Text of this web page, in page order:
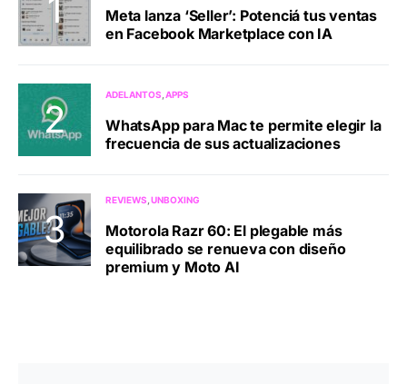
Meta lanza ‘Seller’: Potenciá tus ventas
en Facebook Marketplace con IA
ADELANTOS APPS
WhatsApp para Mac te permite elegir la
frecuencia de sus actualizaciones
REVIEWS UNBOXING
Motorola Razr 60: El plegable más
equilibrado se renueva con diseño
premium y Moto AI